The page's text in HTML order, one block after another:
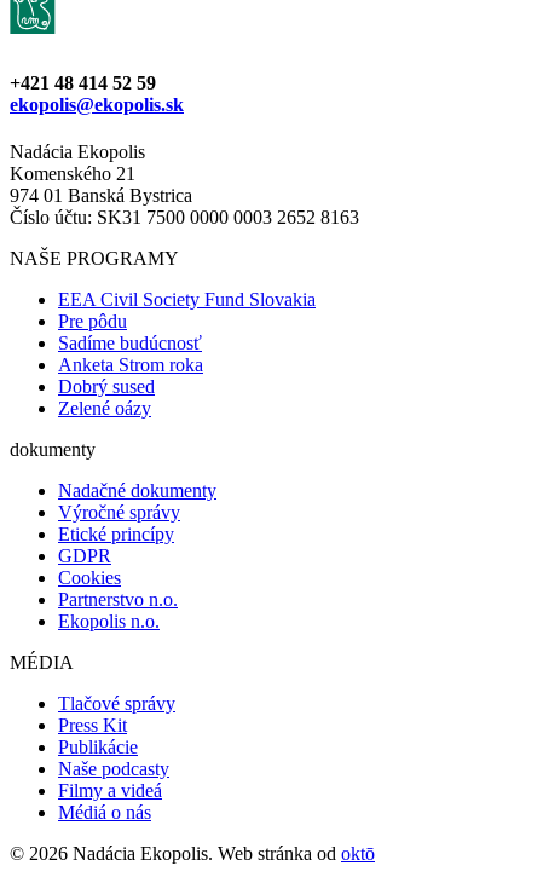
+421 48 414 52 59
ekopolis@ekopolis.sk
Nadácia Ekopolis
Komenského 21
974 01 Banská Bystrica
Číslo účtu: SK31 7500 0000 0003 2652 8163
NAŠE PROGRAMY
EEA Civil Society Fund Slovakia
Pre pôdu
Sadíme budúcnosť
Anketa Strom roka
Dobrý sused
Zelené oázy
dokumenty
Nadačné dokumenty
Výročné správy
Etické princípy
GDPR
Cookies
Partnerstvo n.o.
Ekopolis n.o.
MÉDIA
Tlačové správy
Press Kit
Publikácie
Naše podcasty
Filmy a videá
Médiá o nás
© 2026 Nadácia Ekopolis. Web stránka od oktō